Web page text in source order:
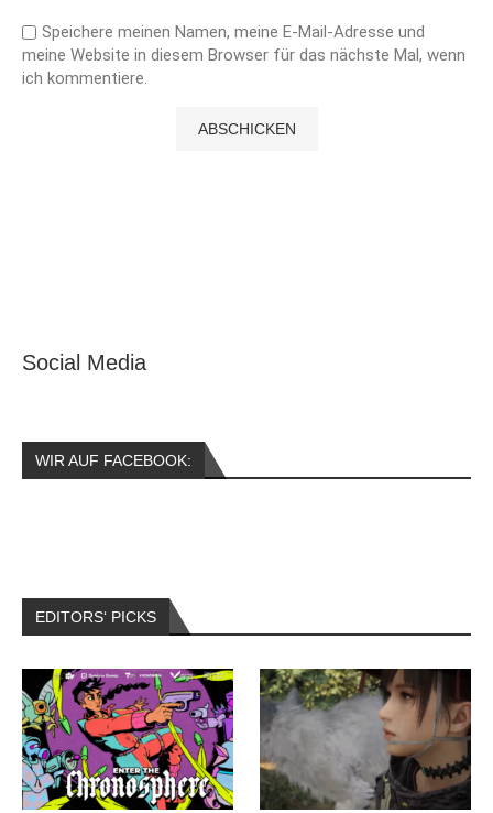
Speichere meinen Namen, meine E-Mail-Adresse und
meine Website in diesem Browser für das nächste Mal, wenn
ich kommentiere.
Social Media
WIR AUF FACEBOOK:
EDITORS‘ PICKS